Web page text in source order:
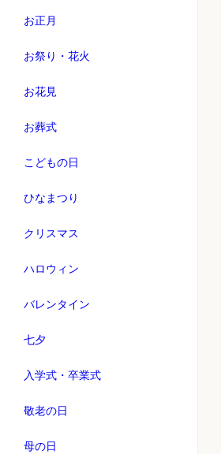
お正月
お祭り・花火
お花見
お葬式
こどもの日
ひなまつり
クリスマス
ハロウィン
バレンタイン
七夕
入学式・卒業式
敬老の日
母の日